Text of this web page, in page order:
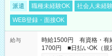
派遣 職種未経験OK 社会人未経
WEB登録・面接OK
給与
時給1500円 有資格・有
1700円 ■日払いOK（規